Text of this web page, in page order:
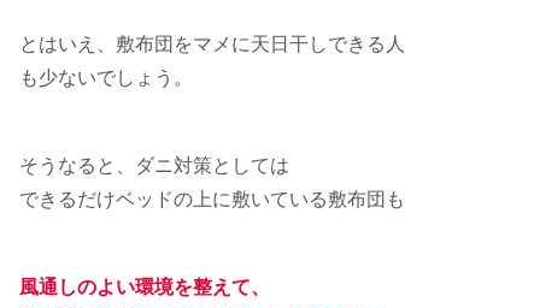
とはいえ、敷布団をマメに天日干しできる人
も少ないでしょう。
そうなると、ダニ対策としては
できるだけベッドの上に敷いている敷布団も
風通しのよい環境を整えて、